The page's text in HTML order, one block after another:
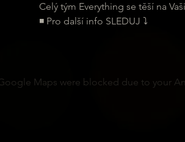
Celý tým Everything se těší na
◾ Pro další info SLEDUJ ⤵
Maps were blocked due to your